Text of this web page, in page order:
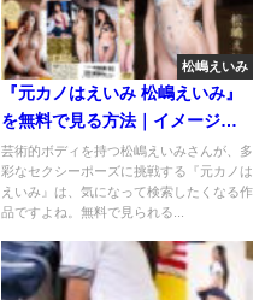
松嶋えいみ
『元カノはえいみ 松嶋えいみ』
を無料で見る方法｜イメージビ
デオを安全にフル視聴
芸術的ボディを持つ松嶋えいみさんが、多
彩なセクシーポーズに挑戦する『元カノは
えいみ』は、気になって検索したくなる作
品ですよね。無料で見られる...